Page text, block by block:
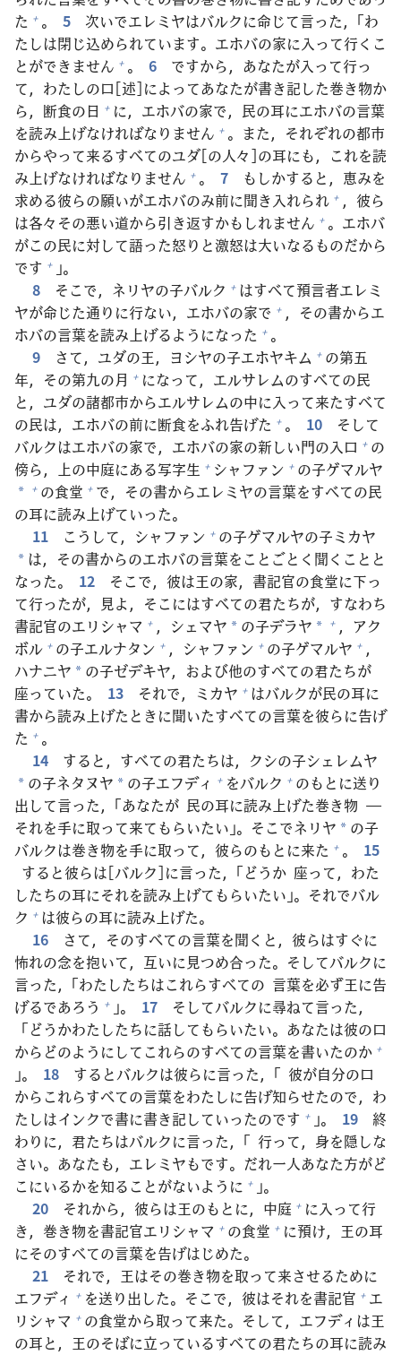
た + 。 5 次いでエレミヤはバルクに命じて言った，「わ
たしは閉じ込められています。エホバの家に入って行くこ
とができません + 。 6 ですから，あなたが入って行っ
て，わたしの口[述]によってあなたが書き記した巻き物か
ら， 断食の日 + に，エホバの家で， 民の耳にエホバの言葉
を読み 上げなければなりません + 。また，それぞれの都市
からやって来るすべてのユダ[の人々]の耳にも，これを読
み 上げなければなりません + 。 7 もしかすると， 恵みを
求める彼らの願いがエホバのみ前に聞き入れられ + ， 彼ら
は各々 その悪い道から引き返すかもしれません + 。エホバ
がこの民に対して語った怒りと激怒は大いなるものだから
です + 」。
8
そこで，ネリヤの子バルク + はすべて預言者エレミ
ヤが命じた通りに行ない，エホバの家で + ，その書からエ
ホバの言葉を読み 上げるようになった + 。
9
さて，ユダの王，ヨシヤの子エホヤキム + の第五
年，その第九の月 + になって，エルサレムのすべての民
と，ユダの諸都市からエルサレムの中に入って来たすべて
の民は，エホバの前に断食をふれ告げた + 。 10
そして
バルクはエホバの家で，エホバの家の新しい門の入口 + の
傍ら， 上の中庭にある写字生 + シャファン + の子ゲマルヤ
* + の食堂 + で，その書からエレミヤの言葉をすべての民
の耳に読み 上げていった。
11
こうして，シャファン + の子ゲマルヤの子ミカヤ
* は，その書からのエホバの言葉をことごとく 聞くことと
なった。
12 そこで， 彼は王の家， 書記官の食堂に下っ
て行ったが， 見よ，そこにはすべての君たちが，すなわち
書記官のエリシャマ + ，シェマヤ * の子デラヤ * + ，アク
ボル + の子エルナタン + ，シャファン + の子ゲマルヤ + ，
ハナニヤ * の子ゼデキヤ，および他のすべての君たちが
座っていた。 13 それで，ミカヤ + はバルクが民の耳に
書から読み 上げたときに聞いたすべての言葉を彼らに告げ
た + 。
14
すると，すべての君たちは，クシの子シェレムヤ
* の子ネタヌヤ * の子エフディ + をバルク + のもとに送り
出して言った，「あなたが 民の耳に読み 上げた巻き物 ―
それを手に取って来てもらいたい」。そこでネリヤ * の子
バルクは巻き物を手に取って， 彼らのもとに来た + 。
15
すると彼らは[バルク]に言った，「どうか 座って，わた
したちの耳にそれを読み 上げてもらいたい」。それでバル
ク + は彼らの耳に読み 上げた。
16
さて，そのすべての言葉を聞くと， 彼らはすぐに
怖れの念を抱いて， 互いに見つめ合った。そしてバルクに
言った，「わたしたちはこれらすべての 言葉を必ず王に告
げるであろう + 」。 17 そしてバルクに尋ねて言った，
「どうかわたしたちに話してもらいたい。あなたは彼の口
からどのようにしてこれらのすべての言葉を書いたのか +
」。 18 するとバルクは彼らに言った，「 彼が自分の口
からこれらすべての言葉をわたしに告げ知らせたので，わ
たしはインクで書に書き記していったのです + 」。 19
終
わりに， 君たちはバルクに言った，「 行って， 身を隠しな
さい。あなたも，エレミヤもです。だれ一人あなた方がど
こにいるかを知ることがないように + 」。
20
それから， 彼らは王のもとに， 中庭 + に入って行
き， 巻き物を書記官エリシャマ + の食堂 + に預け， 王の耳
にそのすべての言葉を告げはじめた。
21
それで， 王はその巻き物を取って来させるために
エフディ
+ を送り出した。そこで， 彼はそれを書記官 + エ
リシャマ + の食堂から取って来た。そして，エフディは王
の耳と， 王のそばに立っているすべての君たちの耳に読み